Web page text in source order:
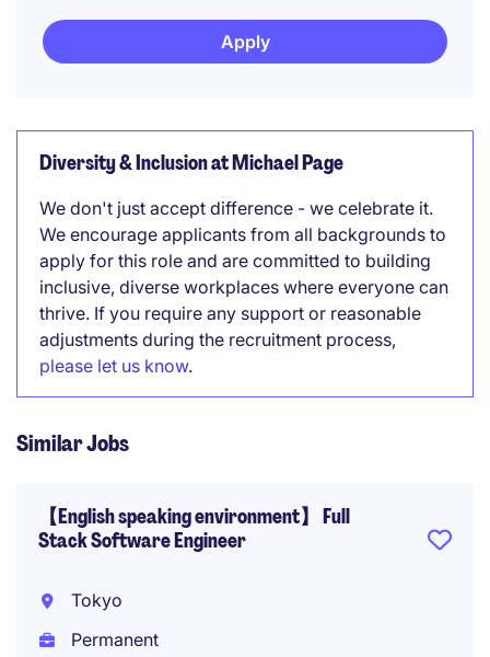
Apply
Diversity & Inclusion at Michael Page
We don't just accept difference - we celebrate it.
We encourage applicants from all backgrounds to
apply for this role and are committed to building
inclusive, diverse workplaces where everyone can
thrive. If you require any support or reasonable
adjustments during the recruitment process,
please let us know.
Similar Jobs
【English speaking environment】 Full
Stack Software Engineer
Tokyo
Permanent